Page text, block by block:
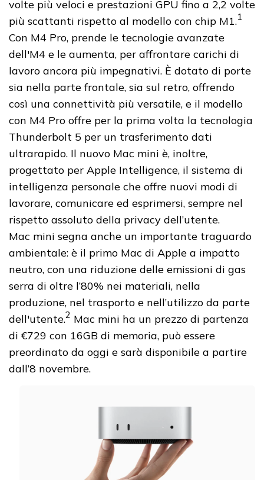
volte più veloci e prestazioni GPU fino a 2,2 volte
più scattanti rispetto al modello con chip M1.1
Con M4 Pro, prende le tecnologie avanzate
dell'M4 e le aumenta, per affrontare carichi di
lavoro ancora più impegnativi. È dotato di porte
sia nella parte frontale, sia sul retro, offrendo
così una connettività più versatile, e il modello
con M4 Pro offre per la prima volta la tecnologia
Thunderbolt 5 per un trasferimento dati
ultrarapido. Il nuovo Mac mini è, inoltre,
progettato per Apple Intelligence, il sistema di
intelligenza personale che offre nuovi modi di
lavorare, comunicare ed esprimersi, sempre nel
rispetto assoluto della privacy dell’utente.
Mac mini segna anche un importante traguardo
ambientale: è il primo Mac di Apple a impatto
neutro, con una riduzione delle emissioni di gas
serra di oltre l’80% nei materiali, nella
produzione, nel trasporto e nell’utilizzo da parte
dell'utente.2 Mac mini ha un prezzo di partenza
di €729 con 16GB di memoria, può essere
preordinato da oggi e sarà disponibile a partire
dall’8 novembre.